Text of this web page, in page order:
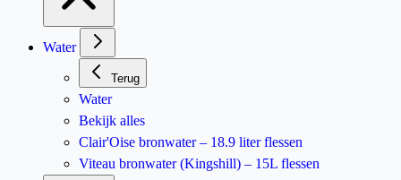
Water
Terug
Water
Bekijk alles
Clair'Oise bronwater – 18.9 liter flessen
Viteau bronwater (Kingshill) – 15L flessen